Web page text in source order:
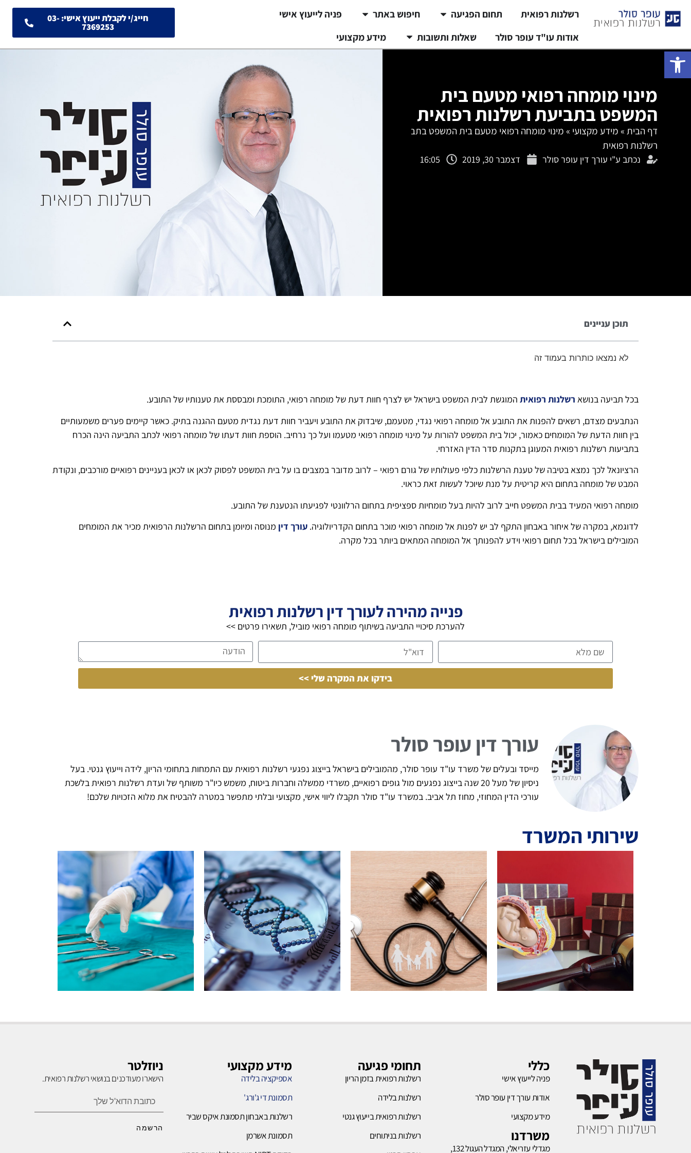
פתח סרגל נגישות
רשלנות רפואית תחום הפגיעה חיפוש באתר
פניה לייעוץ אישי
אודות עו"ד עופר סולר
שאלות ותשובות מידע מקצועי
חייג/י לקבלת ייעוץ אישי: 03-
7369253
מינוי מומחה רפואי מטעם בית
המשפט בתביעת רשלנות רפואית
דף הבית » מידע מקצועי » מינוי מומחה רפואי מטעם בית המשפט בתביעת
רשלנות רפואית
נכתב ע"י עורך דין עופר סולר דצמבר 30, 2019 16:05
תוכן עניינים
לא נמצאו כותרות בעמוד זה
בכל תביעה בנושא רשלנות רפואית המוגשת לבית המשפט בישראל יש לצרף חוות דעת של מומחה רפואי, התומכת ומבססת את טענותיו של התובע.
הנתבעים מצדם, רשאים להפנות את התובע אל מומחה רפואי נגדי, מטעמם, שיבדוק את התובע ויעביר חוות דעת נגדית מטעם ההגנה בתיק. כאשר קיימים פערים משמעותיים
בין חוות הדעת של המומחים כאמור, יכול בית המשפט להורות על מינוי מומחה רפואי מטעמו ועל כך נרחיב. הוספת חוות דעתו של מומחה רפואי לכתב התביעה הינה הכרח
בתביעות רשלנות רפואית המעוגן בתקנות סדר הדין האזרחי.
הרציונאל לכך נמצא בטיבה של טענת הרשלנות כלפי פעולותיו של גורם רפואי – לרוב מדובר במצבים בו על בית המשפט לפסוק לכאן או לכאן בעניינים רפואיים מורכבים, ונקודת
המבט של מומחה בתחום היא קריטית על מנת שיוכל לעשות זאת כראוי.
מומחה רפואי המעיד בבית המשפט חייב לרוב להיות בעל מומחיות ספציפית בתחום הרלוונטי לפגיעתו הנטענת של התובע.
לדוגמא, במקרה של איחור באבחון התקף לב יש לפנות אל מומחה רפואי מוכר בתחום הקדריולוגיה. עורך דין מנוסה ומיומן בתחום הרשלנות הרפואית מכיר את המומחים
המובילים בישראל בכל תחום רפואי וידע להפנותך אל המומחה המתאים ביותר בכל מקרה.
פנייה מהירה לעורך דין רשלנות רפואית
להערכת סיכויי התביעה בשיתוף מומחה רפואי מוביל, תשאירו פרטים >>
בידקו את המקרה שלי >>
עורך דין עופר סולר
מייסד ובעלים של משרד עו"ד עופר סולר, מהמובילים בישראל בייצוג נפגעי רשלנות רפואית עם התמחות בתחומי הריון, לידה וייעוץ גנטי. בעל
ניסיון של מעל 20 שנה בייצוג נפגעים מול גופים רפואיים, משרדי ממשלה וחברות ביטוח, משמש כיו"ר משותף של ועדת רשלנות רפואית בלשכת
עורכי הדין המחוזי, מחוז תל אביב. במשרד עו"ד סולר תקבלו ליווי אישי, מקצועי ובלתי מתפשר במטרה להבטיח את מלוא הזכויות שלכם!
שירותי המשרד
רשלנות
לחץ כאן
רשלנות
לחץ כאן
רשלנות
גנטי
לחץ כאן
רשלנות
לחץ כאן
כללי
פניה לייעוץ אישי
אודות עורך דין עופר סולר
מידע מקצועי
משרדנו
מגדלי עזריאלי, המגדל העגול 132,
תחומי פגיעה
רשלנות רפואית בזמן הריון
רשלנות בלידה
רשלנות רפואית בייעוץ גנטי
רשלנות בניתוחים
מידע מקצועי
אספיקציה בלידה
תסמונת די ג'ורג'
רשלנות באבחון תסמונת איקס שביר
תסמונת אשרמן
ניוזלטר
הישארו מעודכנים בנושאי רשלנות רפואית.
הרשמה